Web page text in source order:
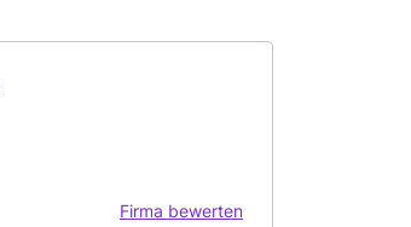
Firma bewerten